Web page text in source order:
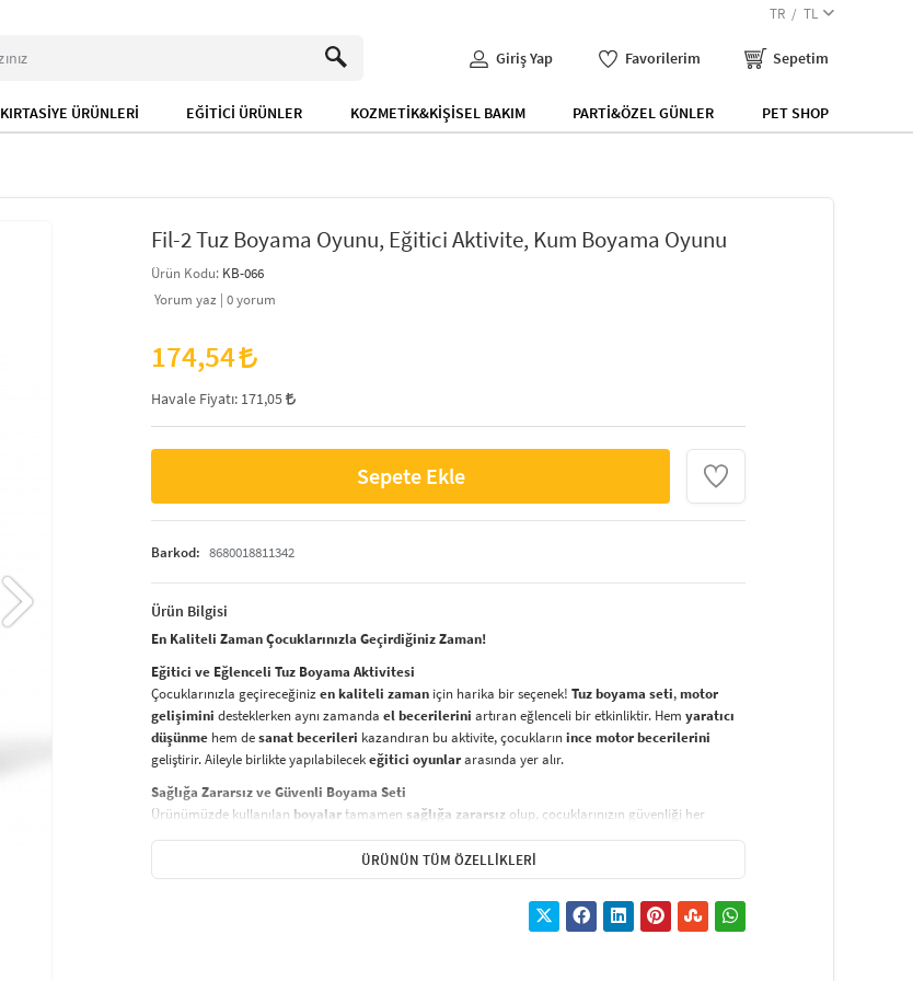
TR TL
Giriş Yap Favorilerim Sepetim
KIRTASİYE ÜRÜNLERİ EĞİTİCİ ÜRÜNLER KOZMETİK&KİŞİSEL BAKIM PARTİ&ÖZEL GÜNLER PET SHOP
Fil-2 Tuz Boyama Oyunu, Eğitici Aktivite, Kum Boyama Oyunu
Ürün Kodu: KB-066
Yorum yaz | 0yorum
174,54
Havale Fiyatı: 171,05
Sepete Ekle
Barkod: 8680018811342
Ürün Bilgisi
En Kaliteli Zaman Çocuklarınızla Geçirdiğiniz Zaman!
Eğitici ve Eğlenceli Tuz Boyama Aktivitesi
Çocuklarınızla geçireceğiniz en kaliteli zaman için harika bir seçenek! Tuz boyama seti,motor
gelişimini desteklerken aynı zamanda el becerilerini artıran eğlenceli bir etkinliktir. Hem yaratıcı
düşünme hem desanat becerileri kazandıran bu aktivite, çocuklarınince motor becerilerini
geliştirir. Aileyle birlikte yapılabilecekeğitici oyunlararasında yer alır.
Sağlığa Zararsız ve Güvenli Boyama Seti
Ürünümüzde kullanılan boyalartamamen sağlığa zararsız olup, çocuklarınızın güvenliği her
yaratıcı projeler yapmak için ideal bir seçenektir.
oluşturmak oldukça basittir:
ÜRÜNÜN TÜM ÖZELLIKLERI